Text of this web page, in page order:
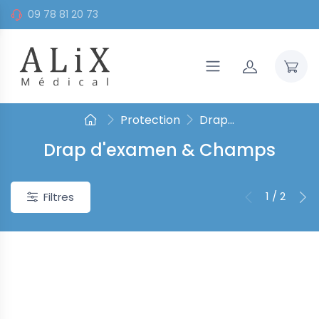
09 78 81 20 73
Protection Drap...
Drap d'examen & Champs
Filtres 1 / 2